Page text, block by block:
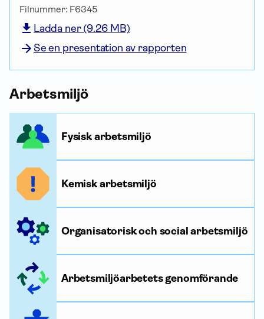
Filnummer: F6345
Ladda ner (9.26 MB)
Se en presentation av rapporten
Arbetsmiljö
Fysisk arbetsmiljö
Kemisk arbetsmiljö
Organisatorisk och social arbetsmiljö
Arbetsmiljöarbetets genomförande